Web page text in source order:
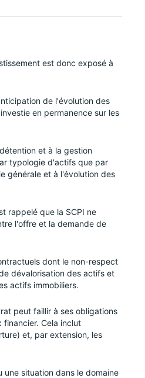
est donc exposé à
de l'évolution des
en permanence sur les
et à la gestion
typologie d'actifs que par
générale et à l'évolution des
rappelé que la SCPI ne
l'offre et la demande de
dont le non-respect
dévalorisation des actifs et
actifs immobiliers.
peut faillir à ses obligations
Cela inclut
et, par extension, les
une situation dans le domaine